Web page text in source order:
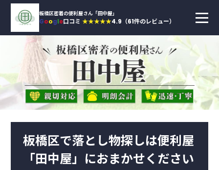
板橋区密着の便利屋さん「田中屋」
Google口コミ★★★★★4.9（61件のレビュー）
板橋区で落とし物探しは便利屋
「田中屋」におまかせください